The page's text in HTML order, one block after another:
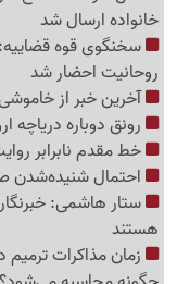
خانواده ارسال شد
سخنگوی قوه قضاییه:
روحانیت احضار شد
آخرین خبر از خاموشی‌ها؛
رونق دوباره دریاچه
خط مقدم نابرابر
احتمال شنیده‌شدن
ستار هاشمی:
هستند
زمان مذاکرات